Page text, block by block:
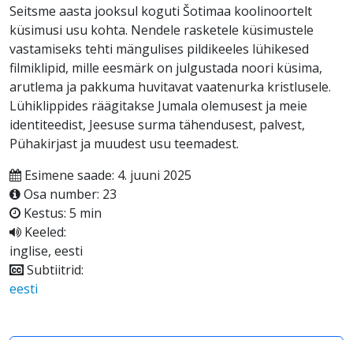
Seitsme aasta jooksul koguti Šotimaa koolinoortelt
küsimusi usu kohta. Nendele rasketele küsimustele
vastamiseks tehti mängulises pildikeeles lühikesed
filmiklipid, mille eesmärk on julgustada noori küsima,
arutlema ja pakkuma huvitavat vaatenurka kristlusele.
Lühiklippides räägitakse Jumala olemusest ja meie
identiteedist, Jeesuse surma tähendusest, palvest,
Pühakirjast ja muudest usu teemadest.
Esimene saade: 4. juuni 2025
Osa number: 23
Kestus: 5 min
Keeled:
inglise, eesti
Subtiitrid:
eesti